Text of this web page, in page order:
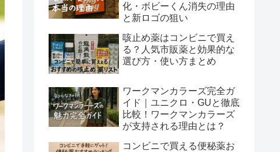
化・ボビーくん消失の理由
と新ロゴの狙い
咳止め薬はコンビニで買え
る？人気市販薬と効果的な
選び方・使い方まとめ
ワークマンカラーズ完全ガ
イド｜ユニクロ・GUと徹底
比較！ワークマンカラーズ
が支持される理由とは？
コンビニで買える便秘薬お